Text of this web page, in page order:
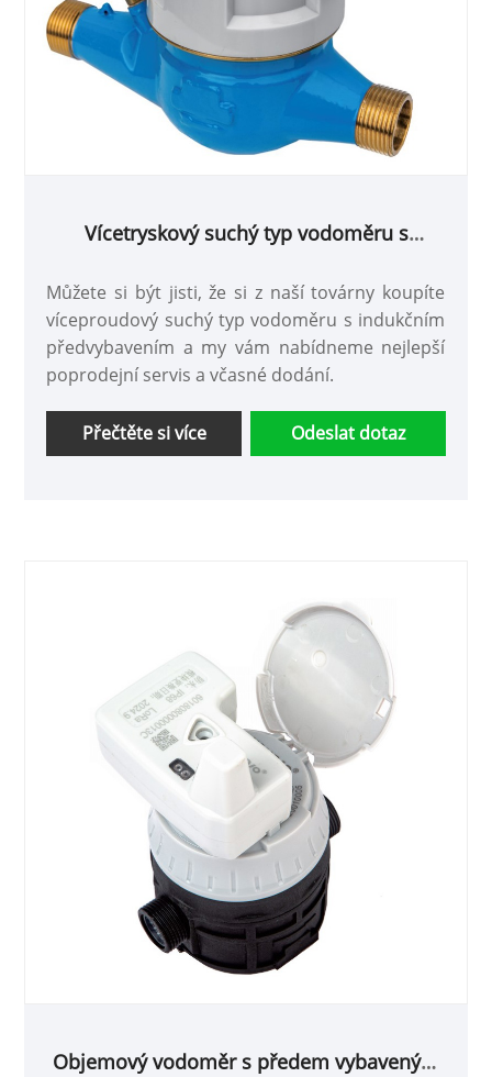
Vícetryskový suchý typ vodoměru s
MID
Můžete si být jisti, že si z naší továrny koupíte
víceproudový suchý typ vodoměru s indukčním
předvybavením a my vám nabídneme nejlepší
poprodejní servis a včasné dodání.
Přečtěte si více Odeslat dotaz
Objemový vodoměr s předem vybaveným